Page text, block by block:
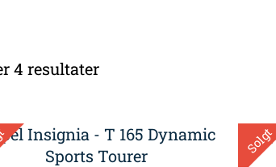
4 resultaterefter
Solgt